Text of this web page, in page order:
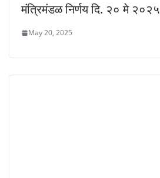
मंत्रिमंडळ निर्णय दि. २० मे २०२५
May 20, 2025